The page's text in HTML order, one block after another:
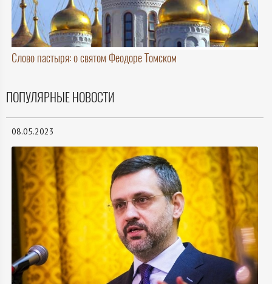
Слово пастыря: о святом Феодоре Томском
ПОПУЛЯРНЫЕ НОВОСТИ
08.05.2023